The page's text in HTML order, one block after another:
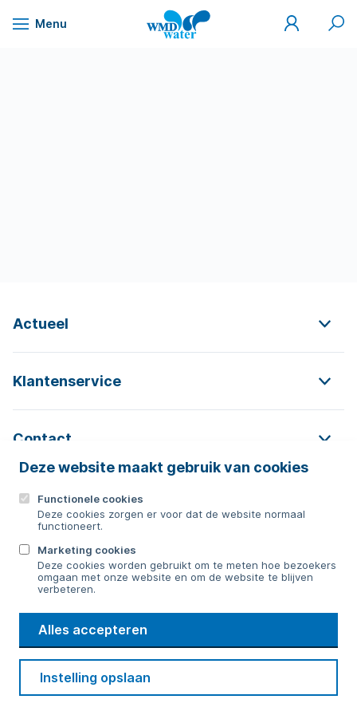
Naar
Deze website maakt gebruik van cookies
Functionele cookies
Deze cookies zorgen er voor dat de website normaal
functioneert.
Marketing cookies
Deze cookies worden gebruikt om te meten hoe bezoekers
omgaan met onze website en om de website te blijven
verbeteren.
Alles accepteren
Instelling opslaan
Menu
WMD
Drinkwater
Mijn
WMD
Zoek
Actueel
Klantenservice
Contact
Contact
Bericht sturen
WMD
Drinkwater
Cookie voorkeuren
Privacy Disclaimer